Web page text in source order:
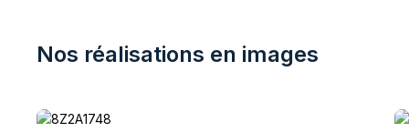
Nos réalisations en images